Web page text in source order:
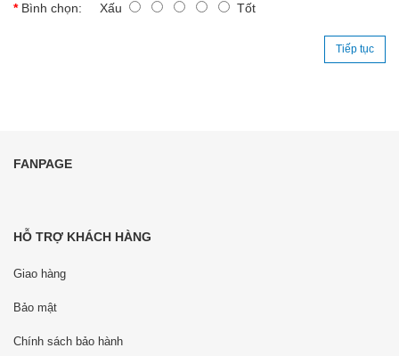
Bình chọn: Xấu Tốt
Tiếp tục
FANPAGE
HỖ TRỢ KHÁCH HÀNG
Giao hàng
Bảo mật
Chính sách bảo hành